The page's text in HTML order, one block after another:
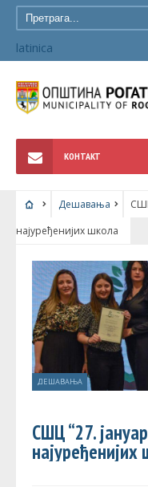
latinica
КОНТАКТ
Дешавања
најуређенијих школа
ДЕШАВАЊА
СШЦ “27.
најуређенијих